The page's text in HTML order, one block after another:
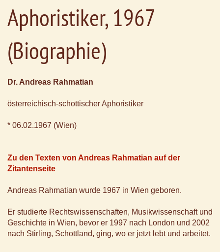
Aphoristiker, 1967
(Biographie)
Dr. Andreas Rahmatian
österreichisch-schottischer Aphoristiker
* 06.02.1967 (Wien)
Zu den Texten von Andreas Rahmatian auf der
Zitantenseite
Andreas Rahmatian wurde 1967 in Wien geboren.
Er studierte Rechtswissenschaften, Musikwissenschaft und
Geschichte in Wien, bevor er 1997 nach London und 2002
nach Stirling, Schottland, ging, wo er jetzt lebt und arbeitet.